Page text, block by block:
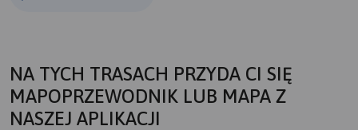
NA TYCH TRASACH PRZYDA CI SIĘ
MAPOPRZEWODNIK LUB MAPA Z
NASZEJ APLIKACJI